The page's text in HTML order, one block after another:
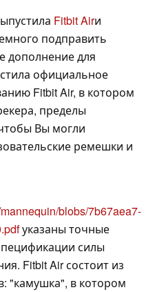
Fitbit Airи
подправить
дополнение для
официальное
Fitbit Air, в котором
пределы
Вы могли
ремешки и
blobs/7b67aea7-
указаны точные
силы
Fitbit Air состоит из
"камушка", в котором